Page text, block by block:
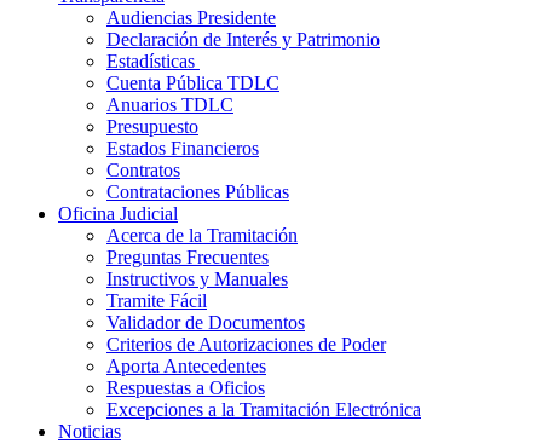
Audiencias Presidente
Declaración de Interés y Patrimonio
Estadísticas
Cuenta Pública TDLC
Anuarios TDLC
Presupuesto
Estados Financieros
Contratos
Contrataciones Públicas
Oficina Judicial
Acerca de la Tramitación
Preguntas Frecuentes
Instructivos y Manuales
Tramite Fácil
Validador de Documentos
Criterios de Autorizaciones de Poder
Aporta Antecedentes
Respuestas a Oficios
Excepciones a la Tramitación Electrónica
Noticias